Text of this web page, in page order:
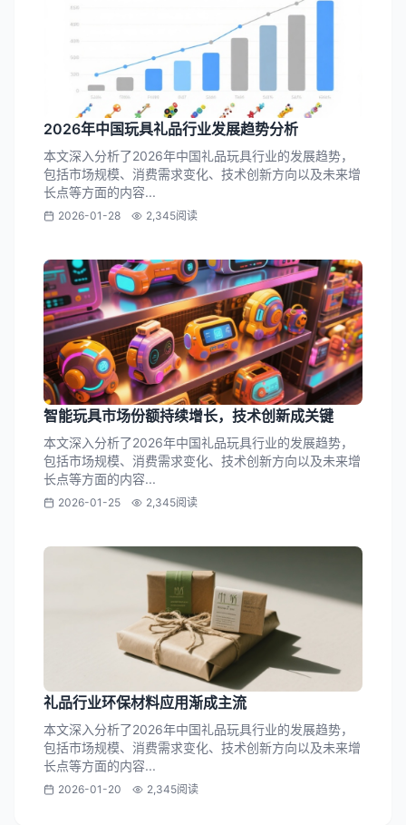
2026年中国玩具礼品行业发展趋势分析
本文深入分析了2026年中国礼品玩具行业的发展趋势，
包括市场规模、消费需求变化、技术创新方向以及未来增
长点等方面的内容...
2026-01-28 2,345阅读
智能玩具市场份额持续增长，技术创新成关键
本文深入分析了2026年中国礼品玩具行业的发展趋势，
包括市场规模、消费需求变化、技术创新方向以及未来增
长点等方面的内容...
2026-01-25 2,345阅读
礼品行业环保材料应用渐成主流
本文深入分析了2026年中国礼品玩具行业的发展趋势，
包括市场规模、消费需求变化、技术创新方向以及未来增
长点等方面的内容...
2026-01-20 2,345阅读